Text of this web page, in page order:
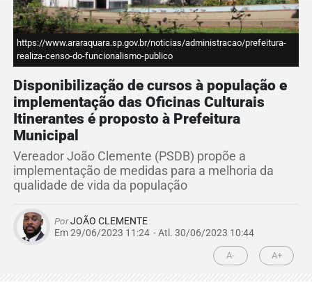
https://www.araraquara.sp.gov.br/noticias/administracao/prefeitura-
realiza-censo-do-funcionalismo-publico
Disponibilização de cursos à população e
implementação das Oficinas Culturais
Itinerantes é proposto à Prefeitura
Municipal
Vereador João Clemente (PSDB) propõe a
implementação de medidas para a melhoria da
qualidade de vida da população
PorJOÃO CLEMENTE
Em 29/06/2023 11:24 - Atl. 30/06/2023 10:44
A- A+